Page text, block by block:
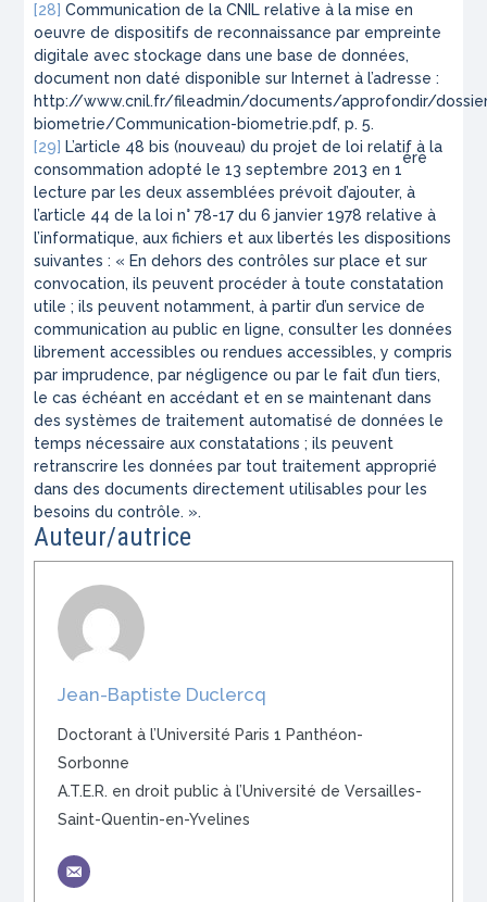
[28] Communication de la CNIL relative à la mise en
oeuvre de dispositifs de reconnaissance par empreinte
digitale avec stockage dans une base de données,
document non daté disponible sur Internet à l’adresse :
http://www.cnil.fr/fileadmin/documents/approfondir/
biometrie/Communication-biometrie.pdf, p. 5.
[29] L’article 48 bis (nouveau) du projet de loi relatif à la
consommation adopté le 13 septembre 2013 en 1
ère
lecture par les deux assemblées prévoit d’ajouter, à
l’article 44 de la loi n° 78-17 du 6 janvier 1978 relative à
l’informatique, aux fichiers et aux libertés les dispositions
suivantes : « En dehors des contrôles sur place et sur
convocation, ils peuvent procéder à toute constatation
utile ; ils peuvent notamment, à partir d’un service de
communication au public en ligne, consulter les données
librement accessibles ou rendues accessibles, y compris
par imprudence, par négligence ou par le fait d’un tiers,
le cas échéant en accédant et en se maintenant dans
des systèmes de traitement automatisé de données le
temps nécessaire aux constatations ; ils peuvent
retranscrire les données par tout traitement approprié
dans des documents directement utilisables pour les
besoins du contrôle. ».
Auteur/autrice
Jean-Baptiste Duclercq
Doctorant à l’Université Paris 1 Panthéon-
Sorbonne
A.T.E.R. en droit public à l’Université de Versailles-
Saint-Quentin-en-Yvelines